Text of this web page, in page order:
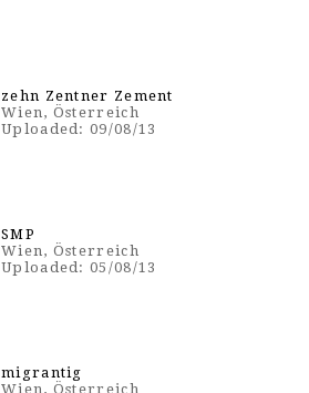
zehn Zentner Zement
Wien, Österreich
Uploaded: 09/08/13
SMP
Wien, Österreich
Uploaded: 05/08/13
migrantig
Wien, Österreich